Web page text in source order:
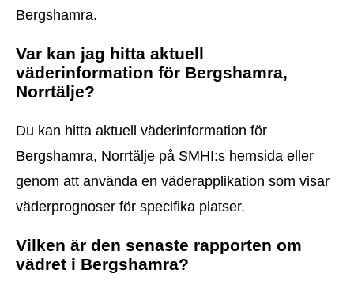
Bergshamra.
Var kan jag hitta aktuell
väderinformation för Bergshamra,
Norrtälje?
Du kan hitta aktuell väderinformation för
Bergshamra, Norrtälje på SMHI:s hemsida eller
genom att använda en väderapplikation som visar
väderprognoser för specifika platser.
Vilken är den senaste rapporten om
vädret i Bergshamra?